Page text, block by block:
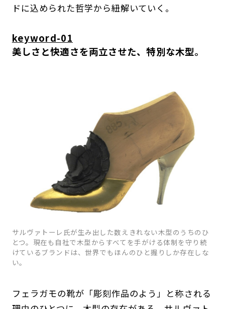
ドに込められた哲学から紐解いていく。
keyword-01
美しさと快適さを両立させた、特別な木型。
サルヴァトーレ氏が生み出した数えきれない木型のうちのひ
とつ。現在も自社で木型からすべてを手がける体制を守り続
けているブランドは、世界でもほんのひと握りしか存在しな
い。
フェラガモの靴が「彫刻作品のよう」と称される